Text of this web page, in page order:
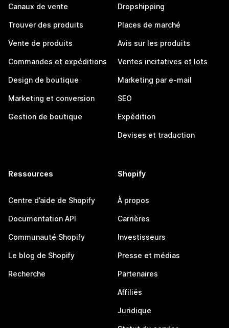
Canaux de vente
Trouver des produits
Vente de produits
Commandes et expéditions
Design de boutique
Marketing et conversion
Gestion de boutique
Dropshipping
Places de marché
Avis sur les produits
Ventes incitatives et lots
Marketing par e-mail
SEO
Expédition
Devises et traduction
Ressources
Centre d’aide de Shopify
Documentation API
Communauté Shopify
Le blog de Shopify
Recherche
Shopify
À propos
Carrières
Investisseurs
Presse et médias
Partenaires
Affiliés
Juridique